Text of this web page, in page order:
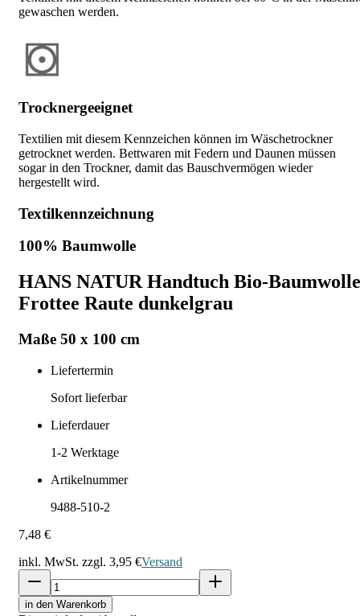
gewaschen werden.
Trocknergeeignet
Textilien mit diesem Kennzeichen können im Wäschetrockner
getrocknet werden. Bettwaren mit Federn und Daunen müssen
sogar in den Trockner, damit das Bauschvermögen wieder
hergestellt wird.
Textilkennzeichnung
100% Baumwolle
HANS NATUR Handtuch Bio-Baumwolle
Frottee Raute dunkelgrau
Maße 50 x 100 cm
Liefertermin
Sofort lieferbar
Lieferdauer
1-2 Werktage
Artikelnummer
9488-510-2
7,48 €
inkl. MwSt. zzgl. 3,95 €Versand
in den Warenkorb